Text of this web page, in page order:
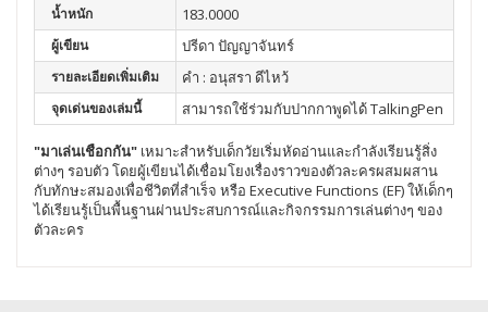
น้ำหนัก 183.0000
ผู้เขียน ปรีดา ปัญญาจันทร์
รายละเอียดเพิ่มเติม คำ : อนุสรา ดีไหว้
จุดเด่นของเล่มนี้ สามารถใช้ร่วมกับปากกาพูดได้ TalkingPen
"มาเล่นเชือกกัน" เหมาะสำหรับเด็กวัยเริ่มหัดอ่านและกำลังเรียนรู้สิ่ง
ต่างๆ รอบตัว โดยผู้เขียนได้เชื่อมโยงเรื่องราวของตัวละครผสมผสาน
กับทักษะสมองเพื่อชีวิตที่สำเร็จ หรือ Executive Functions (EF) ให้เด็กๆ
ได้เรียนรู้เป็นพื้นฐานผ่านประสบการณ์และกิจกรรมการเล่นต่างๆ ของ
ตัวละคร